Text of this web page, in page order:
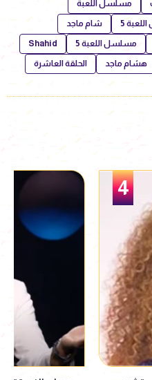
مسلسل اللعبة
5 شام ماجد
مسلسل اللعبة 5 Shahid
هشام ماجد الحلقة العاشرة
5